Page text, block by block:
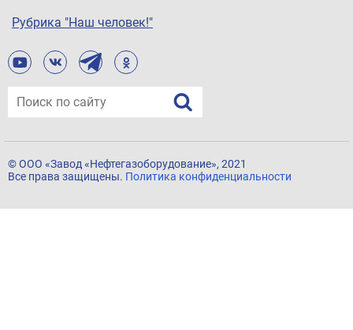
Рубрика "Наш человек!"
© ООО «Завод «Нефтегазоборудование», 2021
Все права защищены. Политика конфиденциальности